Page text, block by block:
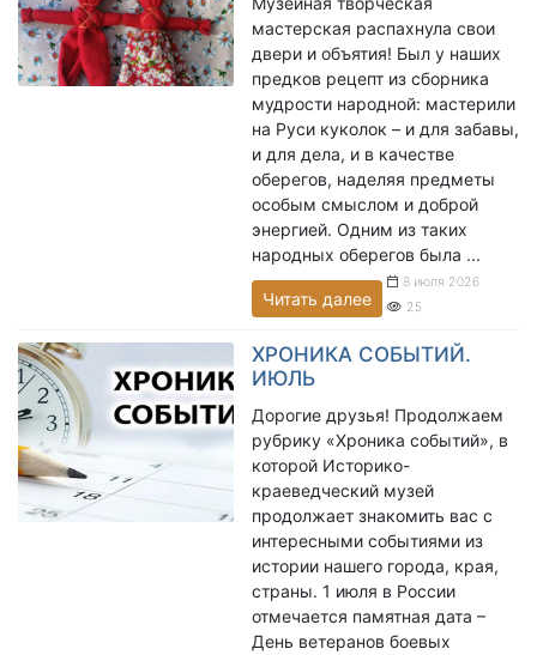
мастерская распахнула свои
двери и объятия! Был у наших
предков рецепт из сборника
мудрости народной: мастерили
на Руси куколок – и для забавы,
и для дела, и в качестве
оберегов, наделяя предметы
особым смыслом и доброй
энергией. Одним из таких
народных оберегов была ...
8 июля 2026
25
Читать далее
ХРОНИКА СОБЫТИЙ.
ИЮЛЬ
Дорогие друзья! Продолжаем
рубрику «Хроника событий», в
которой Историко-
краеведческий музей
продолжает знакомить вас с
интересными событиями из
истории нашего города, края,
страны. 1 июля в России
отмечается памятная дата –
День ветеранов боевых